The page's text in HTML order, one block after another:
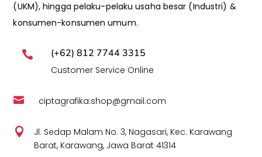
(UKM), hingga pelaku-pelaku usaha besar (Industri) &
konsumen-konsumen umum.
 (+62) 812 7744 3315
Customer Service Online
 ciptagrafika.shop@gmail.com

Jl. Sedap Malam No. 3, Nagasari, Kec. Karawang
Barat, Karawang, Jawa Barat 41314